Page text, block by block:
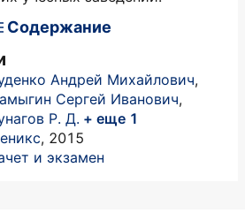
Содержание
Андрей Михайлович,
Сергей Иванович,
Р. Д. + еще 1
, 2015
и экзамен